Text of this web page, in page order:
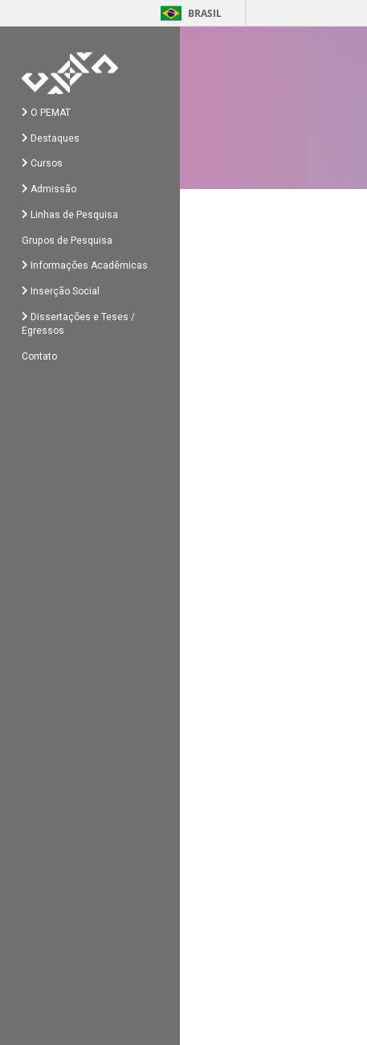
BRASIL
O PEMAT
Destaques
Cursos
Admissão
Linhas de Pesquisa
Grupos de Pesquisa
Informações Acadêmicas
Inserção Social
Dissertações e Teses /
Egressos
Contato